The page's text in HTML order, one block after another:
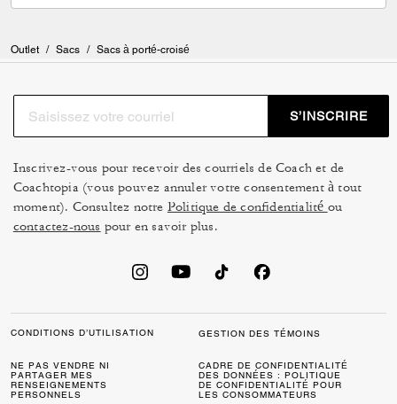
Outlet / Sacs / Sacs à porté-croisé
S’INSCRIRE
Inscrivez-vous pour recevoir des courriels de Coach et de
Coachtopia (vous pouvez annuler votre consentement à tout
moment). Consultez notre Politique de confidentialité ou
contactez-nous pour en savoir plus.
CONDITIONS D’UTILISATION GESTION DES TÉMOINS
NE PAS VENDRE NI
PARTAGER MES
RENSEIGNEMENTS
PERSONNELS
CADRE DE CONFIDENTIALITÉ
DES DONNÉES : POLITIQUE
DE CONFIDENTIALITÉ POUR
LES CONSOMMATEURS